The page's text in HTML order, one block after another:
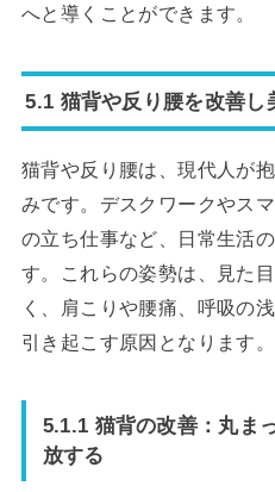
へと導くことができます。
5.1 猫背や反り腰を改善し
猫背や反り腰は、現代人が
みです。デスクワークやス
の立ち仕事など、日常生活
す。これらの姿勢は、見た
く、肩こりや腰痛、呼吸の
引き起こす原因となります。
5.1.1 猫背の改善：丸ま
放する